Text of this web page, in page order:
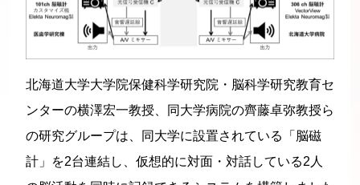
北海道大学大学院保健科学研究院・脳科学研究教育セ
ンターの横澤宏一教授、同大学病院の齊藤卓弥教授ら
の研究グループは、同大学に設置されている「脳磁
計」を2台連結し、仮想的に対面・対話している2人